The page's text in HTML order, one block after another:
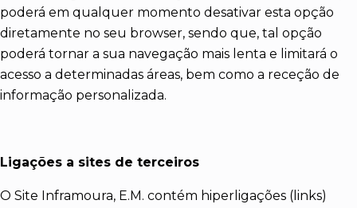
poderá em qualquer momento desativar esta opção
diretamente no seu browser, sendo que, tal opção
poderá tornar a sua navegação mais lenta e limitará o
acesso a determinadas áreas, bem como a receção de
informação personalizada.
Ligações a sites de terceiros
O Site Inframoura, E.M. contém hiperligações (links)